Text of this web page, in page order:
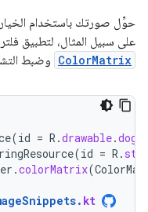
حوِّل صورتك باستخدام
على سبيل المثال، لتطبيق
ColorMatrix وضبط
(id = R .drawable.dog
(id = R .
.colorMatrix(
. kt